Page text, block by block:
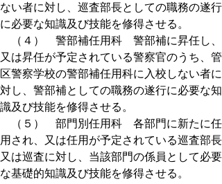
ない者に対し、巡査部長としての職務の遂行
に必要な知識及び技能を修得させる。
（４） 警部補任用科 警部補に昇任し、
又は昇任が予定されている警察官のうち、管
区警察学校の警部補任用科に入校しない者に
対し、警部補としての職務の遂行に必要な知
識及び技能を修得させる。
（５） 部門別任用科 各部門に新たに任
用され、又は任用が予定されている巡査部長
又は巡査に対し、当該部門の係員として必要
な基礎的知識及び技能を修得させる。